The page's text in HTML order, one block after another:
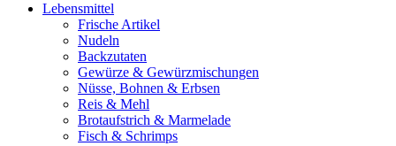
Lebensmittel
Frische Artikel
Nudeln
Backzutaten
Gewürze & Gewürzmischungen
Nüsse, Bohnen & Erbsen
Reis & Mehl
Brotaufstrich & Marmelade
Fisch & Schrimps